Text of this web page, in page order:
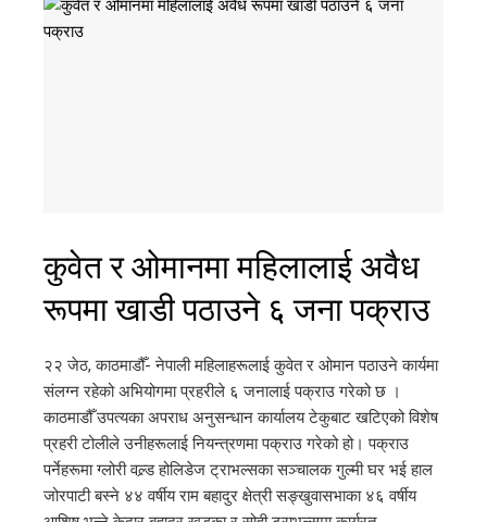
कुवेत र ओमानमा महिलालाई अवैध
रूपमा खाडी पठाउने ६ जना पक्राउ
२२ जेठ, काठमाडौँ- नेपाली महिलाहरूलाई कुवेत र ओमान पठाउने कार्यमा
संलग्न रहेको अभियोगमा प्रहरीले ६ जनालाई पक्राउ गरेको छ ।
काठमाडौँ उपत्यका अपराध अनुसन्धान कार्यालय टेकुबाट खटिएको विशेष
प्रहरी टोलीले उनीहरूलाई नियन्त्रणमा पक्राउ गरेको हो। पक्राउ
पर्नेहरूमा ग्लोरी वल्र्ड होलिडेज ट्राभल्सका सञ्चालक गुल्मी घर भई हाल
जोरपाटी बस्ने ४४ वर्षीय राम बहादुर क्षेत्री सङ्खुवासभाका ४६ वर्षीय